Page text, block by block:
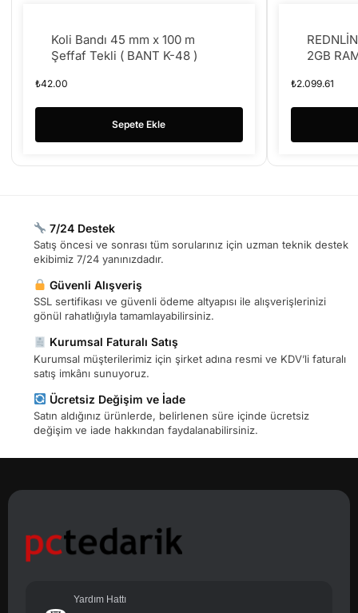
Koli Bandı 45 mm x 100 m
Şeffaf Tekli ( BANT K-48 )
₺42.00
Sepete Ekle
2GB
₺2.099.61
7/24 Destek
Satış öncesi ve sonrası tüm sorularınız için uzman teknik destek
ekibimiz 7/24 yanınızdadır.
Güvenli Alışveriş
SSL sertifikası ve güvenli ödeme altyapısı ile alışverişlerinizi
gönül rahatlığıyla tamamlayabilirsiniz.
Kurumsal Faturalı Satış
Kurumsal müşterilerimiz için şirket adına resmi ve KDV’li faturalı
satış imkânı sunuyoruz.
Ücretsiz Değişim ve İade
Satın aldığınız ürünlerde, belirlenen süre içinde ücretsiz
değişim ve iade hakkından faydalanabilirsiniz.
Yardım Hattı